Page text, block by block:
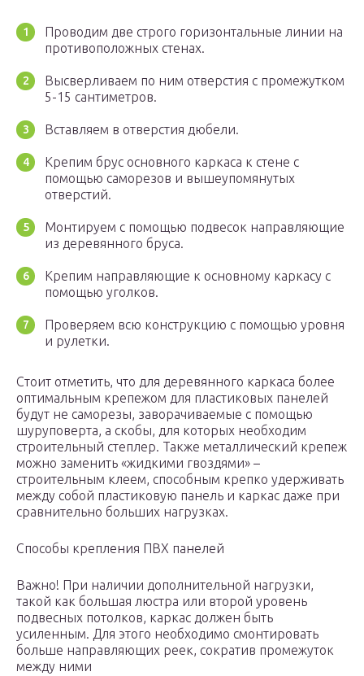
Проводим две строго горизонтальные линии на
противоположных стенах.
Высверливаем по ним отверстия с промежутком
5-15 сантиметров.
Вставляем в отверстия дюбели.
Крепим брус основного каркаса к стене с
помощью саморезов и вышеупомянутых
отверстий.
Монтируем с помощью подвесок направляющие
из деревянного бруса.
Крепим направляющие к основному каркасу с
помощью уголков.
Проверяем всю конструкцию с помощью уровня
и рулетки.
Стоит отметить, что для деревянного каркаса более
оптимальным крепежом для пластиковых панелей
будут не саморезы, заворачиваемые с помощью
шуруповерта, а скобы, для которых необходим
строительный степлер. Также металлический крепеж
можно заменить «жидкими гвоздями» –
строительным клеем, способным крепко удерживать
между собой пластиковую панель и каркас даже при
сравнительно больших нагрузках.
Способы крепления ПВХ панелей
Важно! При наличии дополнительной нагрузки,
такой как большая люстра или второй уровень
подвесных потолков, каркас должен быть
усиленным. Для этого необходимо смонтировать
больше направляющих реек, сократив промежуток
между ними